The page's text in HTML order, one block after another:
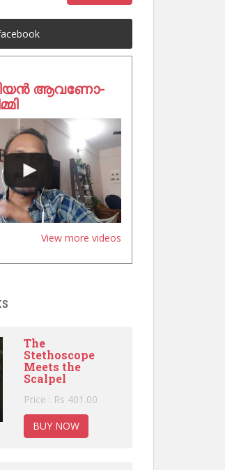
ആവണോ-
View more videos
The
Stethoscope
Meets the
Scalpel
Price : Rs 401.00
BUY NOW